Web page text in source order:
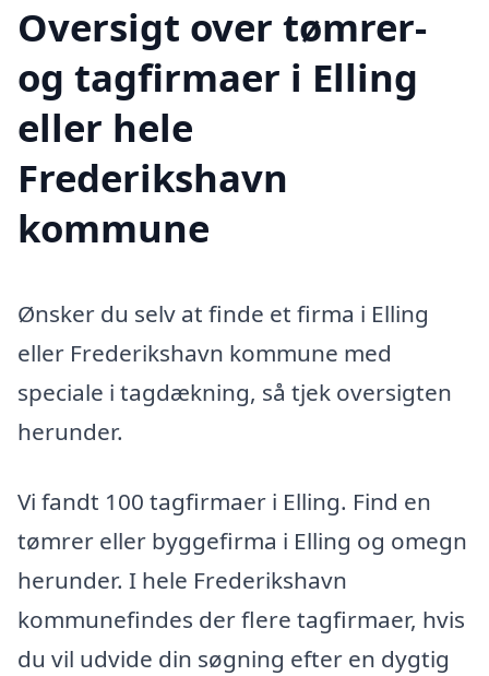
Oversigt over tømrer-
og tagfirmaer i Elling
eller hele
Frederikshavn
kommune
Ønsker du selv at finde et firma i Elling
eller Frederikshavn kommune med
speciale i tagdækning, så tjek oversigten
herunder.
Vi fandt 100 tagfirmaer i Elling. Find en
tømrer eller byggefirma i Elling og omegn
herunder. I hele Frederikshavn
kommunefindes der flere tagfirmaer, hvis
du vil udvide din søgning efter en dygtig